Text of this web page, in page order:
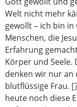
Welt nicht mehr
gewollt – ich bin
Menschen, die
Erfahrung
Körper und Seele.
denken wir nur an
blutflüssige Frau.
heute noch diese